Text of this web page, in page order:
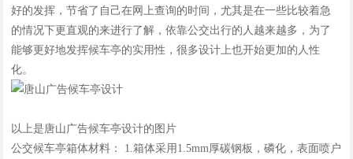
好的发挥，节省了自己在网上查询的时间，尤其是在一些比较着急
的情况下更直观的来进行了解，依靠公交出行的人越来越多，为了
能够更好地发挥候车亭的实用性，很多设计上也开始更加的人性
化。
以上是唐山广告候车亭设计的图片
公交候车亭箱体材料： 1.箱体采用1.5mm厚碳钢板，磷化，表面喷户